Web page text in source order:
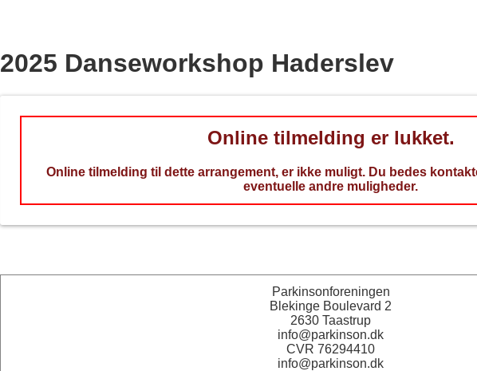
2025 Danseworkshop Haderslev
Online tilmelding er lukket.
Online tilmelding til dette arrangement, er ikke muligt. Du bedes
eventuelle andre muligheder.
Parkinsonforeningen
Blekinge Boulevard 2
2630 Taastrup
info@parkinson.dk
CVR 76294410
info@parkinson.dk